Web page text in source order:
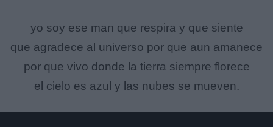
yo soy ese man que respira y que siente
que agradece al universo por que aun amanece
por que vivo donde la tierra siempre florece
el cielo es azul y las nubes se mueven.